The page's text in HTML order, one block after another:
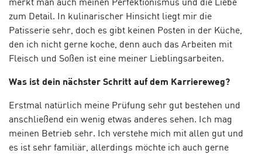
zum Detail. In kulinarischer Hinsicht liegt mir die
Patisserie sehr, doch es gibt keinen Posten in der Küche,
den ich nicht gerne koche, denn auch das Arbeiten mit
Fleisch und Soßen ist eine meiner Lieblingsarbeiten.
Was ist dein nächster Schritt auf dem Karriereweg?
Erstmal natürlich meine Prüfung sehr gut bestehen und
anschließend ein wenig etwas anderes sehen. Ich mag
meinen Betrieb sehr. Ich verstehe mich mit allen gut und
es ist sehr familiär, allerdings möchte ich auch gerne